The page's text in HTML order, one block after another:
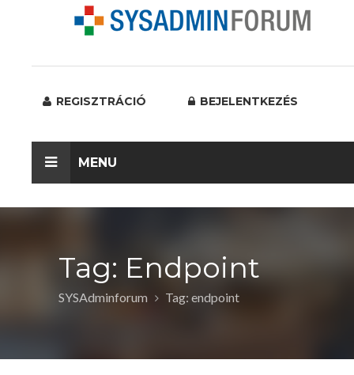
REGISZTRÁCIÓ BEJELENTKEZÉS
MENU
Tag: Endpoint
SYSAdminforum Tag: endpoint